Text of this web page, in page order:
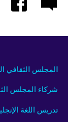
المجلس الثقافي
شركاء المجلس
تدريس اللغة